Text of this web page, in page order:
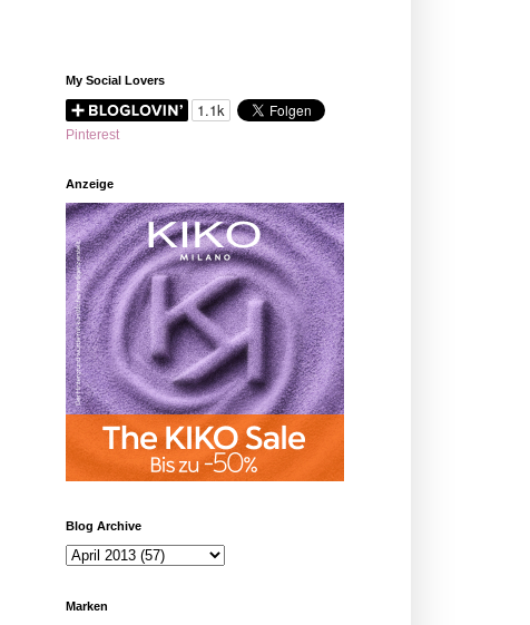
My Social Lovers
Pinterest
Anzeige
Blog Archive
Marken